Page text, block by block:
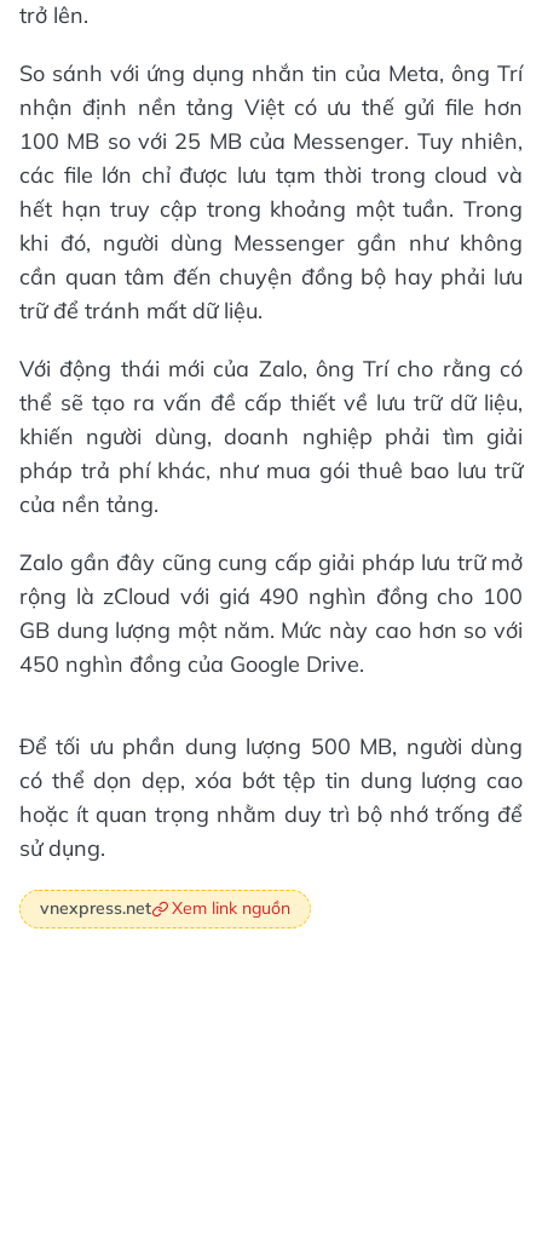
trở lên.
So sánh với ứng dụng nhắn tin của Meta, ông Trí
nhận định nền tảng Việt có ưu thế gửi file hơn
100 MB so với 25 MB của Messenger. Tuy nhiên,
các file lớn chỉ được lưu tạm thời trong cloud và
hết hạn truy cập trong khoảng một tuần. Trong
khi đó, người dùng Messenger gần như không
cần quan tâm đến chuyện đồng bộ hay phải lưu
trữ để tránh mất dữ liệu.
Với động thái mới của Zalo, ông Trí cho rằng có
thể sẽ tạo ra vấn đề cấp thiết về lưu trữ dữ liệu,
khiến người dùng, doanh nghiệp phải tìm giải
pháp trả phí khác, như mua gói thuê bao lưu trữ
của nền tảng.
Zalo gần đây cũng cung cấp giải pháp lưu trữ mở
rộng là zCloud với giá 490 nghìn đồng cho 100
GB dung lượng một năm. Mức này cao hơn so với
450 nghìn đồng của Google Drive.
Để tối ưu phần dung lượng 500 MB, người dùng
có thể dọn dẹp, xóa bớt tệp tin dung lượng cao
hoặc ít quan trọng nhằm duy trì bộ nhớ trống để
sử dụng.
vnexpress.net Xem link nguồn